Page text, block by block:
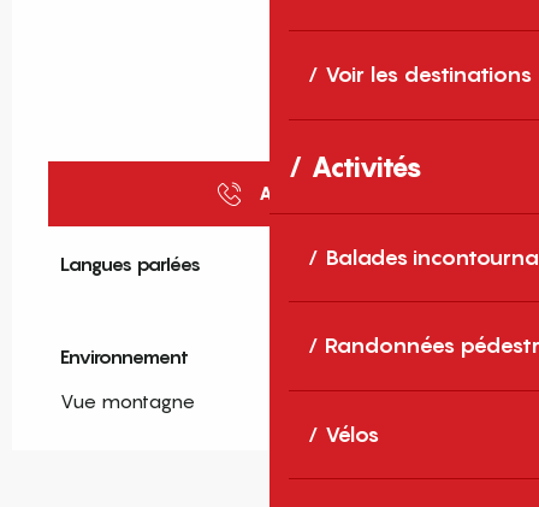
Voir les destinations
Activités
Balades
Randonnées
Vélos
Appeler
Langues parlées
Langues parlées
Environnement
Environnement
Vue montagne